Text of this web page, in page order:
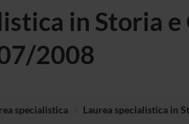
in Storia
2008
specialistica Laurea specialistica in